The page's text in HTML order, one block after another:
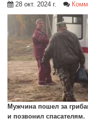
28 окт. 2024 г.
Мужчина пошел за
и позвонил спасателям.